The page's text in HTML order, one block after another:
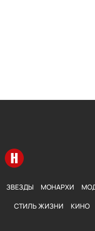
Перейти на главную
ЗВЕЗДЫ МОНАРХИ
СТИЛЬ ЖИЗНИ КИНО